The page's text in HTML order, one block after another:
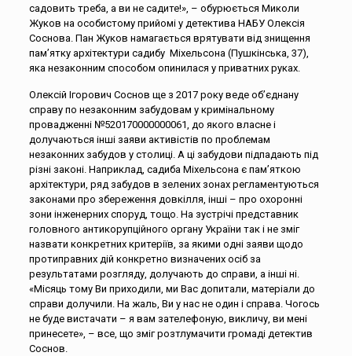
садовить треба, а ви не садите!», – обурюється Миколи
Жуков на особистому прийомі у детектива НАБУ Олексія
Соснова. Пан Жуков намагається врятувати від знищення
пам’ятку архітектури садибу Міхельсона (Пушкінська, 37),
яка незаконним способом опинилася у приватних руках.
Олексій Ігорович Соснов ще з 2017 року веде об’єднану
справу по незаконним забудовам у кримінальному
провадженні №520170000000061, до якого власне і
долучаються інші заяви активістів по проблемам
незаконних забудов у столиці. А ці забудови підпадають під
різні законі. Наприклад, садиба Міхельсона є пам’яткою
архітектури, ряд забудов в зелених зонах регламентуються
законами про збереження довкілля, інші – про охоронні
зони інженерних споруд, тощо. На зустрічі представник
головного антикорупційного органу України так і не зміг
назвати конкретних критеріїв, за якими одні заяви щодо
протиправних дій конкретно визначених осіб за
результатами розгляду, долучають до справи, а інші ні.
«Місяць тому Ви приходили, ми Вас допитали, матеріали до
справи долучили. На жаль, Ви у нас не один і справа. Чогось
не буде вистачати – я вам зателефоную, викличу, ви мені
принесете», – все, що зміг розтлумачити громаді детектив
Соснов.